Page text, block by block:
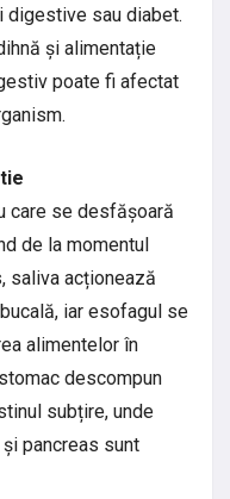
digestive sau diabet.
și alimentație
poate fi afectat
care se desfășoară
de la momentul
saliva acționează
iar esofagul se
alimentelor în
descompun
subțire, unde
pancreas sunt